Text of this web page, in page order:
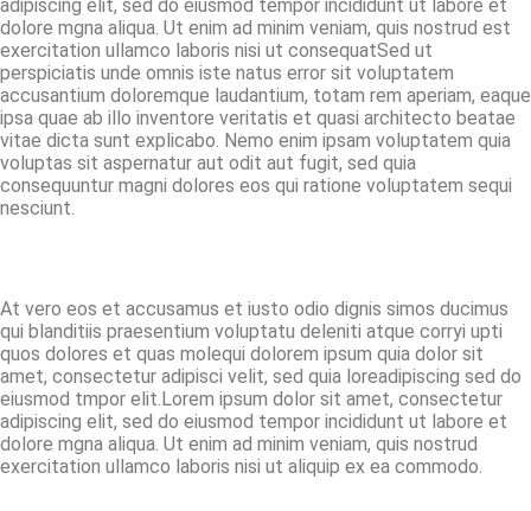
adipiscing elit, sed do eiusmod tempor incididunt ut labore et
dolore mgna aliqua. Ut enim ad minim veniam, quis nostrud est
exercitation ullamco laboris nisi ut consequatSed ut
perspiciatis unde omnis iste natus error sit voluptatem
accusantium doloremque laudantium, totam rem aperiam, eaque
ipsa quae ab illo inventore veritatis et quasi architecto beatae
vitae dicta sunt explicabo. Nemo enim ipsam voluptatem quia
voluptas sit aspernatur aut odit aut fugit, sed quia
consequuntur magni dolores eos qui ratione voluptatem sequi
nesciunt.
At vero eos et accusamus et iusto odio dignis simos ducimus
qui blanditiis praesentium voluptatu deleniti atque corryi upti
quos dolores et quas molequi dolorem ipsum quia dolor sit
amet, consectetur adipisci velit, sed quia loreadipiscing sed do
eiusmod tmpor elit.Lorem ipsum dolor sit amet, consectetur
adipiscing elit, sed do eiusmod tempor incididunt ut labore et
dolore mgna aliqua. Ut enim ad minim veniam, quis nostrud
exercitation ullamco laboris nisi ut aliquip ex ea commodo.